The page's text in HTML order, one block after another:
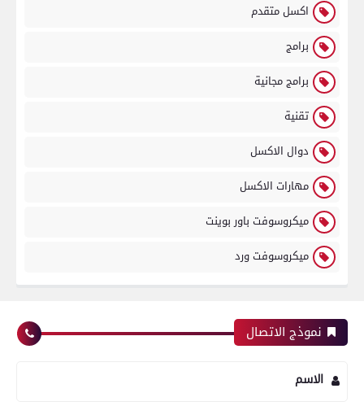
اكسل متقدم
برامج
برامج مجانية
تقنية
دوال الاكسل
مهارات الاكسل
ميكروسوفت باور بوينت
ميكروسوفت ورد
نموذج الاتصال
الاسم